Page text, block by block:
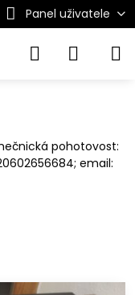
Panel uživatele
pohotovost:
email: